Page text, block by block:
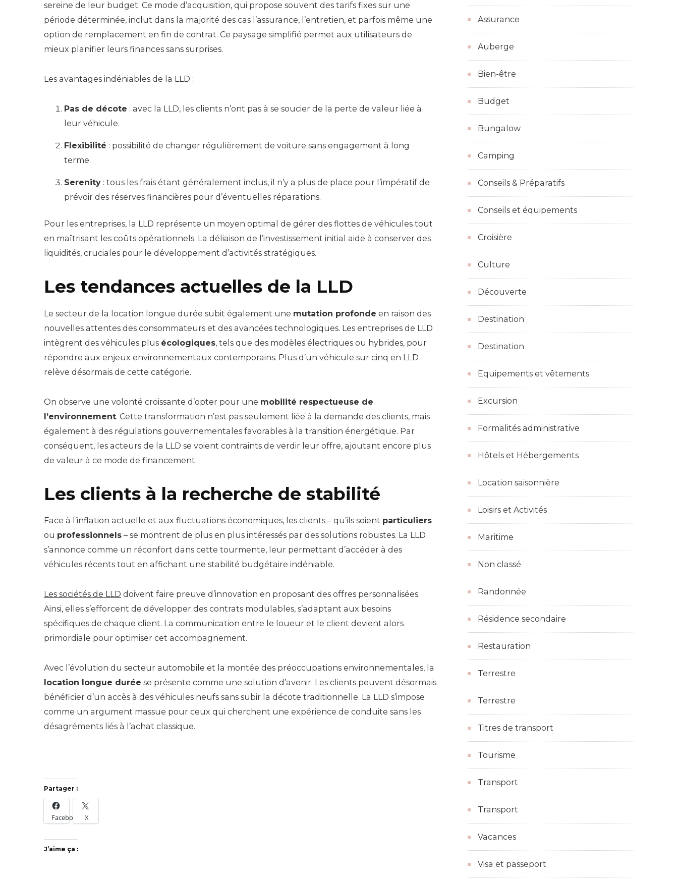
sereine de leur budget. Ce mode d’acquisition, qui propose souvent des tarifs fixes sur une
période déterminée, inclut dans la majorité des cas l’assurance, l’entretien, et parfois même une
option de remplacement en fin de contrat. Ce paysage simplifié permet aux utilisateurs de
mieux planifier leurs finances sans surprises.
Les avantages indéniables de la LLD :
Pas de décote : avec la LLD, les clients n’ont pas à se soucier de la perte de valeur liée à
leur véhicule.
Flexibilité : possibilité de changer régulièrement de voiture sans engagement à long
terme.
Serenity : tous les frais étant généralement inclus, il n’y a plus de place pour l’impératif de
prévoir des réserves financières pour d’éventuelles réparations.
Pour les entreprises, la LLD représente un moyen optimal de gérer des flottes de véhicules tout
en maîtrisant les coûts opérationnels. La déliaison de l’investissement initial aide à conserver des
liquidités, cruciales pour le développement d’activités stratégiques.
Les tendances actuelles de la LLD
Le secteur de la location longue durée subit également une mutation profonde en raison des
nouvelles attentes des consommateurs et des avancées technologiques. Les entreprises de LLD
intègrent des véhicules plus écologiques, tels que des modèles électriques ou hybrides, pour
répondre aux enjeux environnementaux contemporains. Plus d’un véhicule sur cinq en LLD
relève désormais de cette catégorie.
On observe une volonté croissante d’opter pour une mobilité respectueuse de
l’environnement. Cette transformation n’est pas seulement liée à la demande des clients, mais
également à des régulations gouvernementales favorables à la transition énergétique. Par
conséquent, les acteurs de la LLD se voient contraints de verdir leur offre, ajoutant encore plus
de valeur à ce mode de financement.
Les clients à la recherche de stabilité
Face à l’inflation actuelle et aux fluctuations économiques, les clients – qu’ils soient particuliers
ou professionnels – se montrent de plus en plus intéressés par des solutions robustes. La LLD
s’annonce comme un réconfort dans cette tourmente, leur permettant d’accéder à des
véhicules récents tout en affichant une stabilité budgétaire indéniable.
Les sociétés de LLD doivent faire preuve d’innovation en proposant des offres personnalisées.
Ainsi, elles s’efforcent de développer des contrats modulables, s’adaptant aux besoins
spécifiques de chaque client. La communication entre le loueur et le client devient alors
primordiale pour optimiser cet accompagnement.
Avec l’évolution du secteur automobile et la montée des préoccupations environnementales, la
location longue durée se présente comme une solution d’avenir. Les clients peuvent désormais
bénéficier d’un accès à des véhicules neufs sans subir la décote traditionnelle. La LLD s’impose
comme un argument massue pour ceux qui cherchent une expérience de conduite sans les
désagréments liés à l’achat classique.
Partager :
Facebook X
J’aime ça :
Assurance
Auberge
Bien-être
Budget
Bungalow
Camping
Conseils & Préparatifs
Conseils et équipements
Croisière
Culture
Découverte
Destination
Destination
Equipements et vêtements
Excursion
Formalités administrative
Hôtels et Hébergements
Location saisonnière
Loisirs et Activités
Maritime
Non classé
Randonnée
Résidence secondaire
Restauration
Terrestre
Terrestre
Titres de transport
Tourisme
Transport
Transport
Vacances
Visa et passeport